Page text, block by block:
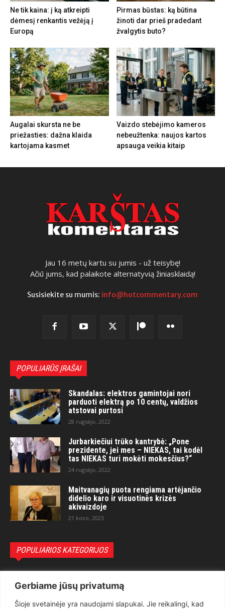
Gerbiame jūsų privatumą
Šioje svetainėje yra naudojami slapukai. Jie reikalingi, kad
Ne tik kaina: į ką atkreipti
dėmesį renkantis vežėją į
Europą
Pirmas būstas: ką būtina
žinoti dar prieš pradedant
žvalgytis buto?
Augalai skursta ne be
priežasties: dažna klaida
kartojama kasmet
Vaizdo stebėjimo kameros
nebeužtenka: naujos kartos
apsauga veikia kitaip
Jau 16 metų kartu su jumis - už teisybę!
Ačiū jums, kad palaikote alternatyvią žiniasklaidą!
Susisiekite su mumis: info@hotcommentary.com
POPULIARŪS ĮRAŠAI
Skandalas: elektros gamintojai nori
parduoti elektrą po 10 centų, valdžios
atstovai purtosi
28 rugsėjo, 2022
Jurbarkiečiui trūko kantrybė: „Pone
prezidente, jei mes – NIEKAS, tai kodėl
tas NIEKAS turi mokėti mokesčius?“
24 rugsėjo, 2022
Maitvanagių puota rengiama artėjančio
didelio karo ir visuotinės krizės
akivaizdoje
21 kovo, 2023
POPULIARIOS KATEGORIJOS